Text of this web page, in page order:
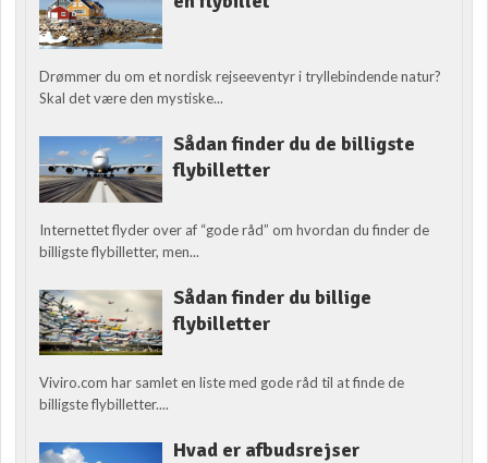
Drømmer du om et nordisk rejseeventyr i tryllebindende natur?
Skal det være den mystiske...
Sådan finder du de billigste
flybilletter
Internettet flyder over af “gode råd” om hvordan du finder de
billigste flybilletter, men...
Sådan finder du billige
flybilletter
Viviro.com har samlet en liste med gode råd til at finde de
billigste flybilletter....
Hvad er afbudsrejser